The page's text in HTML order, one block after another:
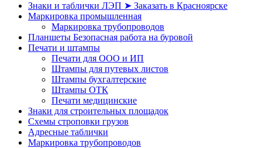
Знаки и таблички ЛЭП ➤ Заказать в Красноярске
Маркировка промышленная
Маркировка трубопроводов
Планшеты Безопасная работа на буровой
Печати и штампы
Печати для ООО и ИП
Штампы для путевых листов
Штампы бухгалтерские
Штампы ОТК
Печати медицинские
Знаки для строительных площадок
Схемы строповки грузов
Адресные таблички
Маркировка трубопроводов